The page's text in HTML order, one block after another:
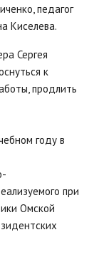
педагог
Киселева.
Сергея
к
продлить
году в
при
Омской